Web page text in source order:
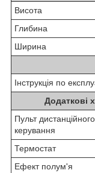
Висота
Глибина
Ширина
Інструкція по
Додаткові
Пульт дистанційного
керування
Термостат
Ефект полум'я